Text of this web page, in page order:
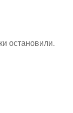
остановили.